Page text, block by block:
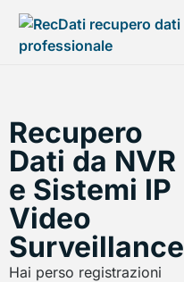
Recupero
Dati da NVR
e Sistemi IP
Video
Surveillance
Hai perso registrazioni